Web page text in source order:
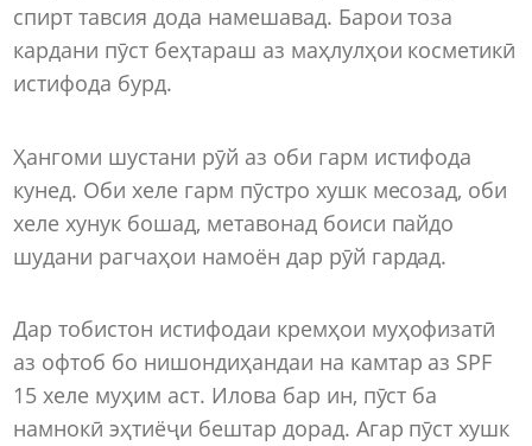
спирт тавсия дода намешавад. Барои тоза
кардани пӯст беҳтараш аз маҳлулҳои косметикӣ
истифода бурд.
Ҳангоми шустани рӯй аз оби гарм истифода
кунед. Оби хеле гарм пӯстро хушк месозад, оби
хеле хунук бошад, метавонад боиси пайдо
шудани рагчаҳои намоён дар рӯй гардад.
Дар тобистон истифодаи кремҳои муҳофизатӣ
аз офтоб бо нишондиҳандаи на камтар аз SPF
15 хеле муҳим аст. Илова бар ин, пӯст ба
намнокӣ эҳтиёҷи бештар дорад. Агар пӯст хушк